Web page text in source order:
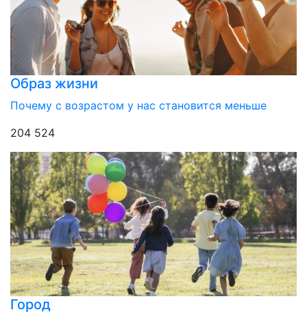
Образ жизни
Почему с возрастом у нас становится меньше
204 524
Город